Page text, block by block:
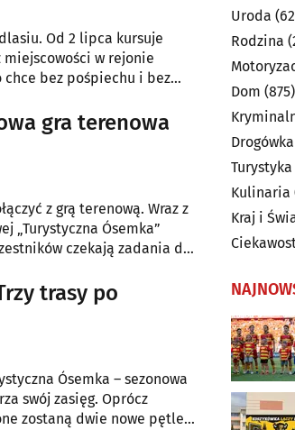
Od 2 lipca kursuje
miejscowości w rejonie
chce bez pośpiechu i bez
gra terenowa
z grą terenową. Wraz z
„Turystyczna Ósemka”
czekają zadania do
trasy po
Ósemka – sezonowa
swój zasięg. Oprócz
zostaną dwie nowe pętle:
Uroda
Rodzina
Dom (875)
Drogówka
Turystyka
Kulinaria
Kraj i